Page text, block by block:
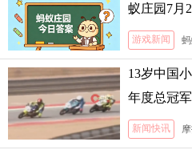
蚁庄园7月
游戏新闻
13岁中国
年度总冠
新闻快讯